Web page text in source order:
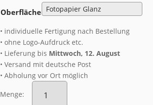
Oberfläche
• individuelle Fertigung nach Bestellung
• ohne Logo-Aufdruck etc.
• Lieferung bis Mittwoch, 12. August
• Versand mit deutsche Post
• Abholung vor Ort möglich
Menge:
Fotoabzug
(01028)